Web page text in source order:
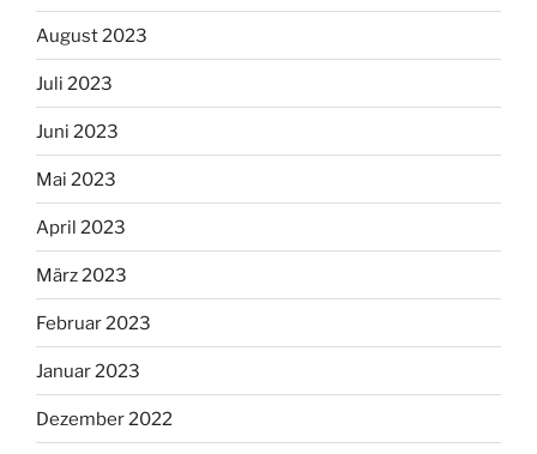
August 2023
Juli 2023
Juni 2023
Mai 2023
April 2023
März 2023
Februar 2023
Januar 2023
Dezember 2022